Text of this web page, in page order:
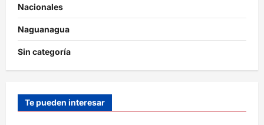
Nacionales
Naguanagua
Sin categoría
Te pueden interesar